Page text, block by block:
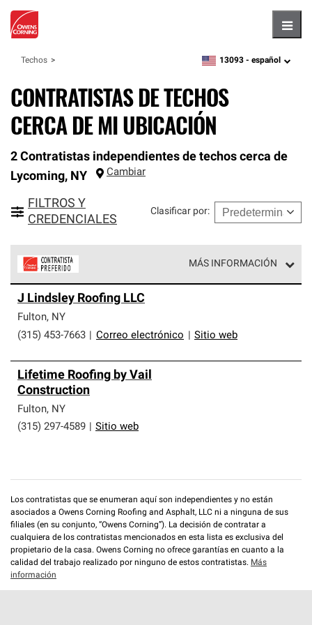
Techos zipcode,language
13093 - español
CONTRATISTAS DE TECHOS
CERCA DE MI UBICACIÓN
2 Contratistas independientes de techos cerca de
Lycoming, NY Cambiar
FILTROS Y
CREDENCIALES
Clasificar por:
MÁS INFORMACIÓN
parte de una red exclusiva de profesionales de techos
que cumplen con altos estándares y requisitos estrictos
de profesionalismo y confiabilidad.
J Lindsley Roofing LLC
Fulton, NY
(315) 453-7663
Correo electrónico Sitio web
Lifetime Roofing by Vail
Construction
Fulton, NY
(315) 297-4589
Sitio web
Los contratistas que se enumeran aquí son independientes y no están
asociados a Owens Corning Roofing and Asphalt, LLC ni a ninguna de sus
filiales (en su conjunto, “Owens Corning”). La decisión de contratar a
cualquiera de los contratistas mencionados en esta lista es exclusiva del
propietario de la casa. Owens Corning no ofrece garantías en cuanto a la
calidad del trabajo realizado por ninguno de estos contratistas. Más
información